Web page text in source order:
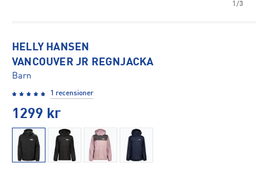
1/3
HELLY HANSEN
VANCOUVER JR REGNJACKA
Barn
1 recensioner
1299 kr